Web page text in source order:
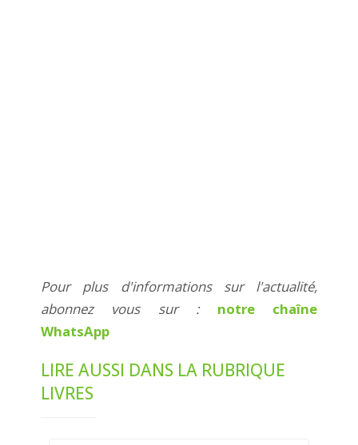
Pour plus d'informations sur l'actualité,
abonnez vous sur : notre chaîne
WhatsApp
LIRE AUSSI DANS LA RUBRIQUE
LIVRES